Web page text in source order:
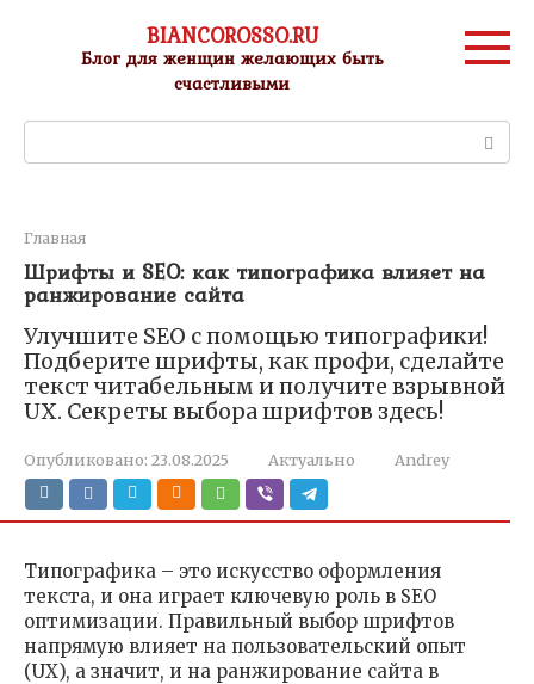
контенту
BIANCOROSSO.RU
Блог для женщин желающих быть
счастливыми
Главная
Шрифты и SEO: как типографика влияет на
ранжирование сайта
Улучшите SEO с помощью типографики!
Подберите шрифты, как профи, сделайте
текст читабельным и получите взрывной
UX. Секреты выбора шрифтов здесь!
Опубликовано: 23.08.2025 Актуально Andrey
Типографика – это искусство оформления
текста, и она играет ключевую роль в SEO
оптимизации. Правильный выбор шрифтов
напрямую влияет на пользовательский опыт
(UX), а значит, и на ранжирование сайта в